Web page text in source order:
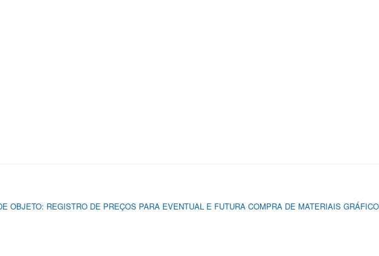
OBJETO: REGISTRO DE PREÇOS PARA EVENTUAL E FUTURA COMPRA DE MATERIAIS